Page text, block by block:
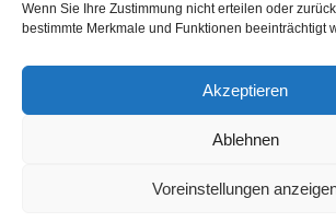
Wenn Sie Ihre Zustimmung nicht erteilen oder
bestimmte Merkmale und Funktionen beeinträchtigt
Akzeptieren
Ablehnen
Voreinstellungen
Cookie-Richtlinie (EU)